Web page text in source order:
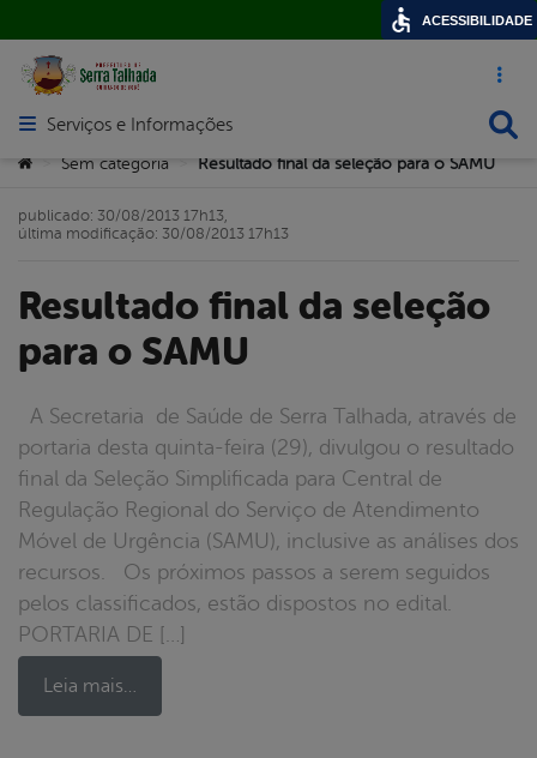
Acesso
Abrir menu principal de navegação
Serviços e Informações
Você está aqui:
Sem categoria Resultado final da seleção para o SAMU
Resultado final da seleção
para o SAMU
A Secretaria de Saúde de Serra Talhada, através de
portaria desta quinta-feira (29), divulgou o resultado
final da Seleção Simplificada para Central de
Regulação Regional do Serviço de Atendimento
Móvel de Urgência (SAMU), inclusive as análises dos
recursos. Os próximos passos a serem seguidos
pelos classificados, estão dispostos no edital.
PORTARIA DE […]
Leia mais…
publicado: 30/08/2013 17h13,
última modificação: 30/08/2013 17h13
ACESSIBILIDADE